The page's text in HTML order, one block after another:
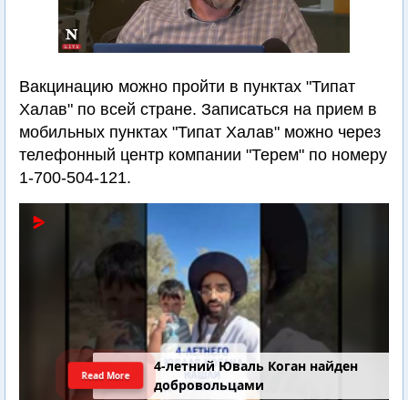
Вакцинацию можно пройти в пунктах "Типат
Халав" по всей стране. Записаться на прием в
мобильных пунктах "Типат Халав" можно через
телефонный центр компании "Терем" по номеру
1-700-504-121.
4-летний Юваль Коган найден
добровольцами
Read More